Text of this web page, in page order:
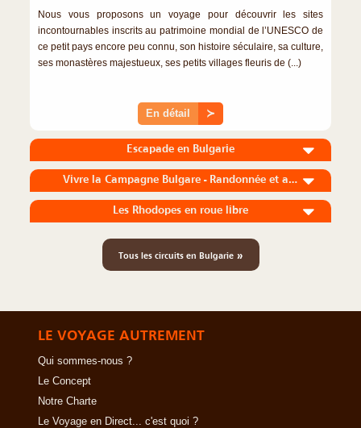
Nous vous proposons un voyage pour découvrir les sites
incontournables inscrits au patrimoine mondial de l’UNESCO de
ce petit pays encore peu connu, son histoire séculaire, sa culture,
ses monastères majestueux, ses petits villages fleuris de (...)
En détail ≻
Escapade en Bulgarie
Vivre la Campagne Bulgare - Randonnée et arts traditionnels
Les Rhodopes en roue libre
Tous les circuits en Bulgarie»
LE VOYAGE AUTREMENT
Qui sommes-nous ?
Le Concept
Notre Charte
Le Voyage en Direct... c'est quoi ?